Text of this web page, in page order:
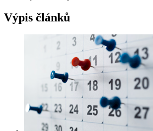
Výpis článků